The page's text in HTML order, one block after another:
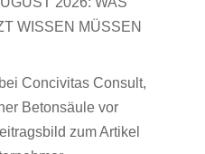
WISSEN MÜSSEN